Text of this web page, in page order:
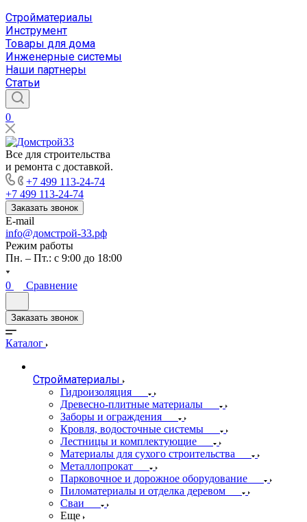
Стройматериалы
Инструмент
Товары для дома
Инженерные системы
Наши партнеры
Статьи
0
Все для строительства
и ремонта с доставкой.
+7 499 113-24-74
+7 499 113-24-74
Заказать звонок
E-mail
info@домстрой-33.рф
Режим работы
Пн. – Пт.: с 9:00 до 18:00
0 Сравнение
Заказать звонок
Каталог
Стройматериалы
Гидроизоляция
Древесно-плитные материалы
Заборы и ограждения
Кровля, водосточные системы
Лестницы и комплектующие
Материалы для сухого строительства
Металлопрокат
Парковочное и дорожное оборудование
Пиломатериалы и отделка деревом
Сваи
Еще